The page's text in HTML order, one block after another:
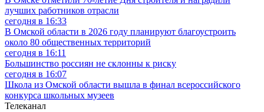
лучших работников отрасли
сегодня в 16:33
В Омской области в 2026 году планируют благоустроить
около 80 общественных территорий
сегодня в 16:11
Большинство россиян не склонны к риску
сегодня в 16:07
Школа из Омской области вышла в финал всероссийского
конкурса школьных музеев
Телеканал